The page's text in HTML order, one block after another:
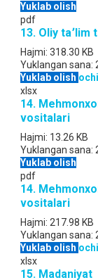
Yuklab olish
pdf
13. Oliy
Hajmi: 318.30 KB
Yuklangan sana:
Yuklab olish
xlsx
14.
vositalari
Hajmi: 13.26 KB
Yuklangan sana:
Yuklab olish
pdf
14.
vositalari
Hajmi: 217.98 KB
Yuklangan sana:
Yuklab olish
xlsx
15. Madaniyat